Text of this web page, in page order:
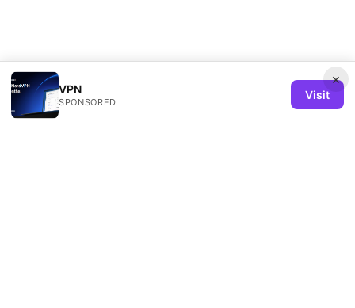
×
VPN
SPONSORED
Visit